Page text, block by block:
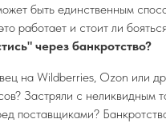
быть единственным
работает и стоит ли
через банкротство?
на Wildberries, Ozon или
Застряли с неликвидным
поставщиками?